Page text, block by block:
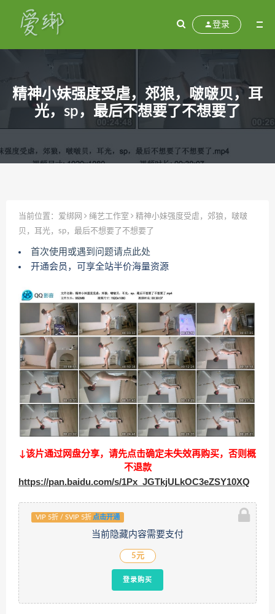
登录
精神小妹强度受虐，郊狼，啵啵贝，耳
光，sp，最后不想要了不想要了
当前位置： 爱绑网 绳艺工作室
精神小妹强度受虐，郊狼，啵啵
贝，耳光，sp，最后不想要了不想要了
首次使用或遇到问题请点此处
开通会员，可享全站半价海量资源
↓该片通过网盘分享，请先点击确定未失效再购买，否则概
不退款
https://pan.baidu.com/s/1Px_JGTkjULkOC3eZSY10XQ
VIP 5折 / SVIP 5折 点击开通
当前隐藏内容需要支付
5元
登录购买